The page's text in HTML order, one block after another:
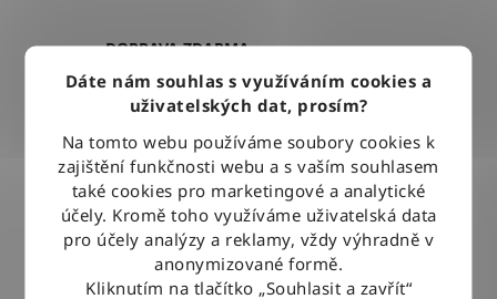
Dáte nám souhlas s využíváním cookies a
uživatelských dat, prosím?
Na tomto webu používáme soubory cookies k
zajištění funkčnosti webu a s vaším souhlasem
také cookies pro marketingové a analytické
účely. Kromě toho využíváme uživatelská data
pro účely analýzy a reklamy, vždy výhradně v
anonymizované formě.
Kliknutím na tlačítko „Souhlasit a zavřít“
DOPRAVA ZDARMA
Při nákupu nad 2500 Kč doručujeme zdarma po celé ČR
BLESKOVÉ DORUČENÍ
Objednávky odesíláme každý pracovní den do 12:00
100% ZBOŽÍ SKLADEM
Veškeré vystavené zboží leží na našem skladě